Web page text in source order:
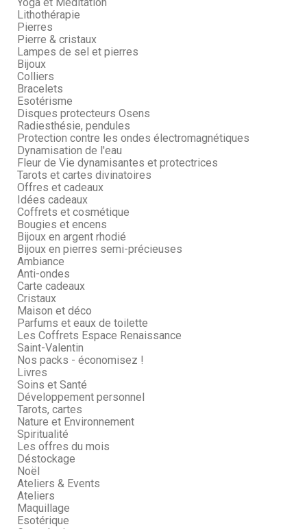
Lithothérapie
Pierres
Pierre & cristaux
Lampes de sel et pierres
Bijoux
Colliers
Bracelets
Esotérisme
Disques protecteurs Osens
Radiesthésie, pendules
Protection contre les ondes électromagnétiques
Dynamisation de l'eau
Fleur de Vie dynamisantes et protectrices
Tarots et cartes divinatoires
Offres et cadeaux
Idées cadeaux
Coffrets et cosmétique
Bougies et encens
Bijoux en argent rhodié
Bijoux en pierres semi-précieuses
Ambiance
Anti-ondes
Carte cadeaux
Cristaux
Maison et déco
Parfums et eaux de toilette
Les Coffrets Espace Renaissance
Saint-Valentin
Nos packs - économisez !
Livres
Soins et Santé
Développement personnel
Tarots, cartes
Nature et Environnement
Spiritualité
Les offres du mois
Déstockage
Noël
Ateliers & Events
Ateliers
Maquillage
Esotérique